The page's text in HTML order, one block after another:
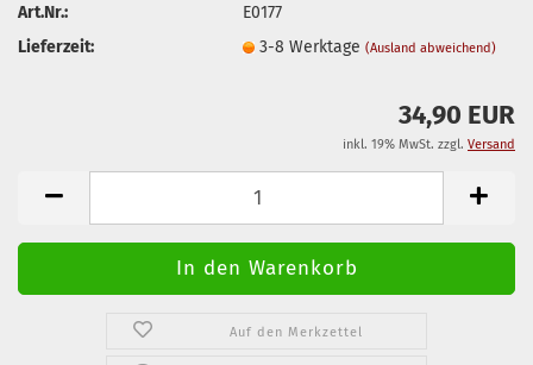
Art.Nr.:
E0177
Lieferzeit:
3-8 Werktage(Ausland abweichend)
34,90 EUR
inkl. 19% MwSt. zzgl. Versand
Auf den Merkzettel